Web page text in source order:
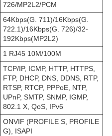
726/MP2L2/PCM
64Kbps(G. 711)/16Kbps(G.
722.1)/16Kbps(G. 726)/32-
192Kbps(MP2L2)
1 RJ45 10M/100M
TCP/IP, ICMP, HTTP, HTTPS,
FTP, DHCP, DNS, DDNS, RTP,
RTSP, RTCP, PPPoE, NTP,
UPnP, SMTP, SNMP, IGMP,
802.1 X, QoS, IPv6
ONVIF (PROFILE S, PROFILE
G), ISAPI